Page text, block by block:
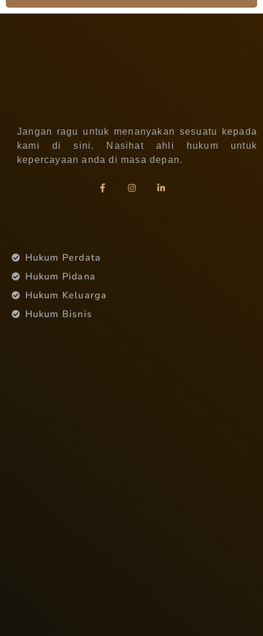
Jangan ragu untuk menanyakan sesuatu kepada
kami di sini. Nasihat ahli hukum untuk
kepercayaan anda di masa depan.
Hukum Perdata
Hukum Pidana
Hukum Keluarga
Hukum Bisnis